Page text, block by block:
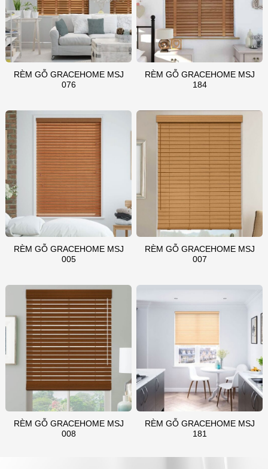
RÈM GỖ GRACEHOME MSJ
076
RÈM GỖ GRACEHOME MSJ
184
RÈM GỖ GRACEHOME MSJ
005
RÈM GỖ GRACEHOME MSJ
007
RÈM GỖ GRACEHOME MSJ
008
RÈM GỖ GRACEHOME MSJ
181